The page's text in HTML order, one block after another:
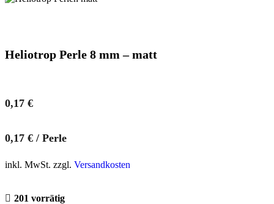
Heliotrop Perle 8 mm – matt
0,17 €
0,17 € / Perle
inkl. MwSt. zzgl. Versandkosten
201 vorrätig